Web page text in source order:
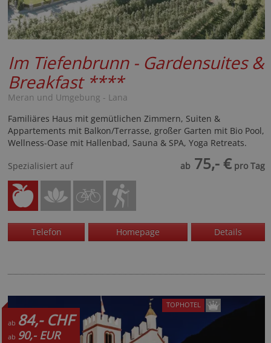
Im Tiefenbrunn - Gardensuites &
Breakfast ****
Meran und Umgebung - Lana
Familiäres Haus mit gemütlichen Zimmern, Suiten &
Appartements mit Balkon/Terrasse, großer Garten mit Bio Pool,
Wellness-Oase mit Hallenbad, Sauna & SPA, Yoga Retreats.
Spezialisiert auf
ab 75,- € pro Tag
Telefon Homepage Details
ab 84,- CHF
ab 90,- EUR
TOPHOTEL